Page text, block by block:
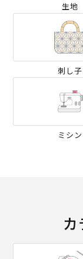
生地
刺し子
ミシン